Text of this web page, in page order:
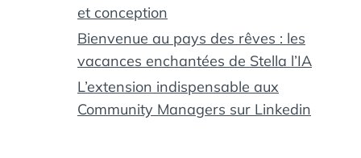
et conception
Bienvenue au pays des rêves : les
vacances enchantées de Stella l’IA
L’extension indispensable aux
Community Managers sur Linkedin